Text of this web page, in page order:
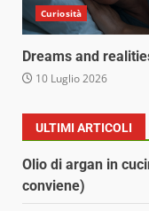
Curiosità
Dreams and
10 Luglio 2026
ULTIMI ARTICOLI
Olio di argan in
conviene)